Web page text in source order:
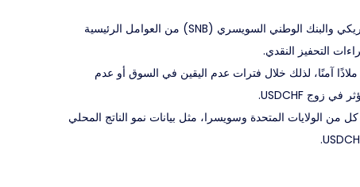
تُعد سياسات الاحتياطي الفيدرالي الأمريكي والبنك الوطني السويسري (SNB) من العوامل الرئيسية
آمنًا، لذلك خلال فترات عدم اليقين في السوق أو عدم
كل من الولايات المتحدة وسويسرا، مثل بيانات نمو الناتج المحلي